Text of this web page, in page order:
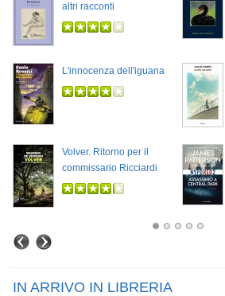
altri racconti
L'innocenza dell'iguana
Volver. Ritorno per il
commissario Ricciardi
IN ARRIVO IN LIBRERIA